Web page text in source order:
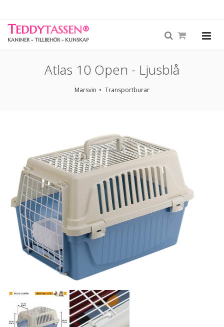
TEDDYTASSEN®
KANINER - TILLBEHÖR - KUNSKAP
Atlas 10 Open - Ljusblå
Marsvin Transportburar